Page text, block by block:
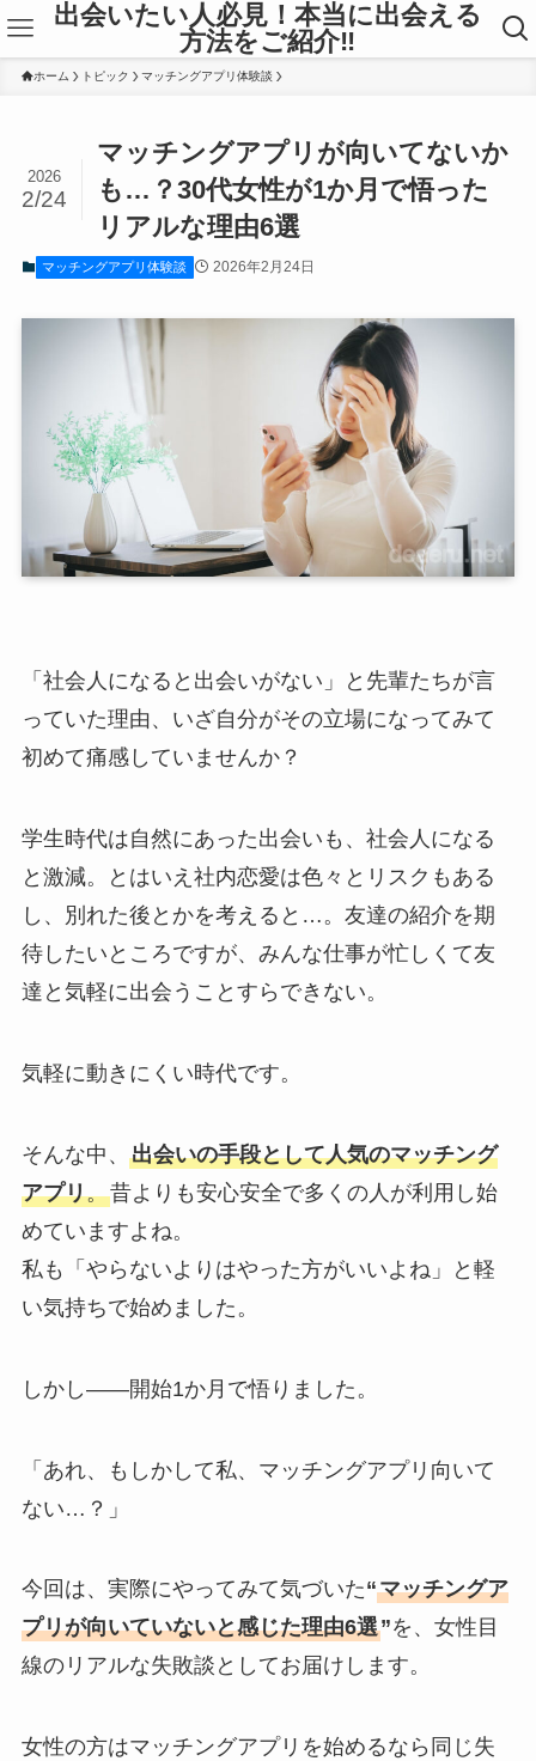
出会いたい人必見！本当に出会える
方法をご紹介‼
ホーム トピック マッチングアプリ体験談
マッチングアプリが向いてないか
も…？30代女性が1か月で悟った
リアルな理由6選
2026
2/24
マッチングアプリ体験談 2026年2月24日
「社会人になると出会いがない」と先輩たちが言
っていた理由、いざ自分がその立場になってみて
初めて痛感していませんか？
学生時代は自然にあった出会いも、社会人になる
と激減。とはいえ社内恋愛は色々とリスクもある
し、別れた後とかを考えると…。友達の紹介を期
待したいところですが、みんな仕事が忙しくて友
達と気軽に出会うことすらできない。
気軽に動きにくい時代です。
そんな中、 出会いの手段として人気のマッチング
アプリ。昔よりも安心安全で多くの人が利用し始
めていますよね。
私も「やらないよりはやった方がいいよね」と軽
い気持ちで始めました。
しかし――開始1か月で悟りました。
「あれ、もしかして私、マッチングアプリ向いて
ない…？」
今回は、実際にやってみて気づいた“マッチングア
プリが向いていないと感じた理由6選”を、女性目
線のリアルな失敗談としてお届けします。
女性の方はマッチングアプリを始めるなら同じ失